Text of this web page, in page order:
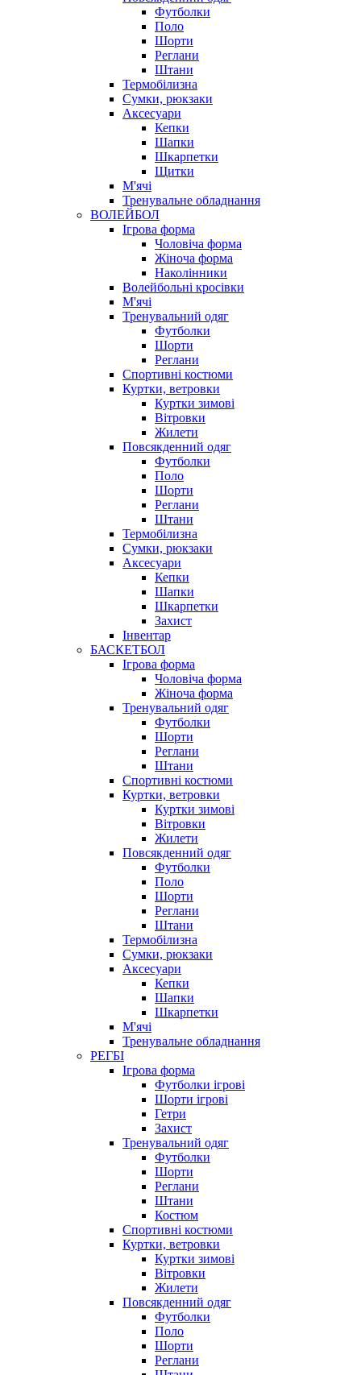
Футболки
Поло
Шорти
Реглани
Штани
Термобілизна
Сумки, рюкзаки
Аксесуари
Кепки
Шапки
Шкарпетки
Щитки
М'ячі
Тренувальне обладнання
ВОЛЕЙБОЛ
Ігрова форма
Чоловіча форма
Жіноча форма
Наколінники
Волейбольні кросівки
М'ячі
Тренувальний одяг
Футболки
Шорти
Реглани
Спортивні костюми
Куртки, ветровки
Куртки зимові
Вітровки
Жилети
Повсякденний одяг
Футболки
Поло
Шорти
Реглани
Штани
Термобілизна
Сумки, рюкзаки
Аксесуари
Кепки
Шапки
Шкарпетки
Захист
Інвентар
БАСКЕТБОЛ
Ігрова форма
Чоловіча форма
Жіноча форма
Тренувальний одяг
Футболки
Шорти
Реглани
Штани
Спортивні костюми
Куртки, ветровки
Куртки зимові
Вітровки
Жилети
Повсякденний одяг
Футболки
Поло
Шорти
Реглани
Штани
Термобілизна
Сумки, рюкзаки
Аксесуари
Кепки
Шапки
Шкарпетки
М'ячі
Тренувальне обладнання
РЕГБІ
Ігрова форма
Футболки ігрові
Шорти ігрові
Гетри
Захист
Тренувальний одяг
Футболки
Шорти
Реглани
Штани
Костюм
Спортивні костюми
Куртки, ветровки
Куртки зимові
Вітровки
Жилети
Повсякденний одяг
Футболки
Поло
Шорти
Реглани